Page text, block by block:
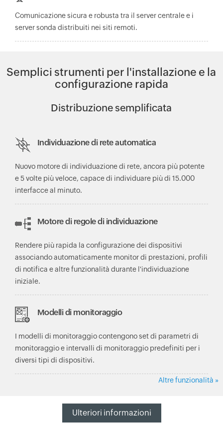
Comunicazione sicura e robusta tra il server centrale e i
server sonda distribuiti nei siti remoti.
Semplici strumenti per l'installazione e la
configurazione rapida
Distribuzione semplificata
Individuazione di rete automatica
Nuovo motore di individuazione di rete, ancora più potente
e 5 volte più veloce, capace di individuare più di 15.000
interfacce al minuto.
Motore di regole di individuazione
Rendere più rapida la configurazione dei dispositivi
associando automaticamente monitor di prestazioni, profili
di notifica e altre funzionalità durante l'individuazione
iniziale.
Modelli di monitoraggio
I modelli di monitoraggio contengono set di parametri di
monitoraggio e intervalli di monitoraggio predefiniti per i
diversi tipi di dispositivi.
Altre funzionalità »
Ulteriori informazioni